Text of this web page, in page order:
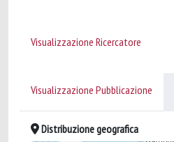
Visualizzazione Ricercatore
Visualizzazione Pubblicazione
Distribuzione geografica